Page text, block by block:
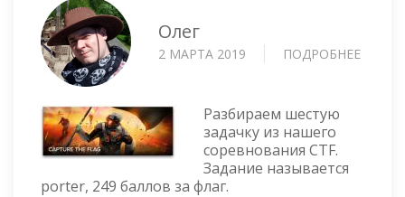
Олег
2 МАРТА 2019 ПОДРОБНЕЕ
Разбираем шестую
задачку из нашего
соревнования CTF.
Задание называется
porter, 249 баллов за флаг.